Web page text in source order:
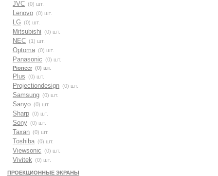
JVC (0) шт.
Lenovo (0) шт.
LG (0) шт.
Mitsubishi (0) шт.
NEC (1) шт.
Optoma (0) шт.
Panasonic
(0) шт.
Pioneer (0) шт.
Plus (0) шт.
Projectiondesign (0) шт.
Samsung (0) шт.
Sanyo (0) шт.
Sharp (0) шт.
Sony (0) шт.
Taxan (0) шт.
Toshiba (0) шт.
Viewsonic (0) шт.
Vivitek (0) шт.
ПРОЕКЦИОННЫЕ ЭКРАНЫ